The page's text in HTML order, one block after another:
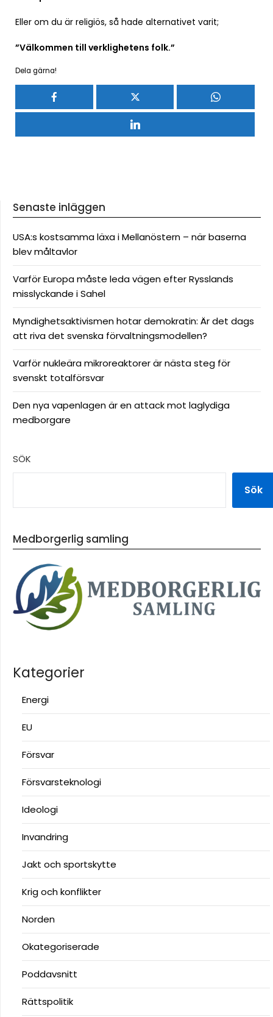
Eller om du är religiös, så hade alternativet varit;
”Välkommen till verklighetens folk.”
Dela gärna!
Senaste inläggen
USA:s kostsamma läxa i Mellanöstern – när baserna
blev måltavlor
Varför Europa måste leda vägen efter Rysslands
misslyckande i Sahel
Myndighetsaktivismen hotar demokratin: Är det dags
att riva det svenska förvaltningsmodellen?
Varför nukleära mikroreaktorer är nästa steg för
svenskt totalförsvar
Den nya vapenlagen är en attack mot laglydiga
medborgare
SÖK
Sök
Medborgerlig samling
Kategorier
Energi
EU
Försvar
Försvarsteknologi
Ideologi
Invandring
Jakt och sportskytte
Krig och konflikter
Norden
Okategoriserade
Poddavsnitt
Rättspolitik